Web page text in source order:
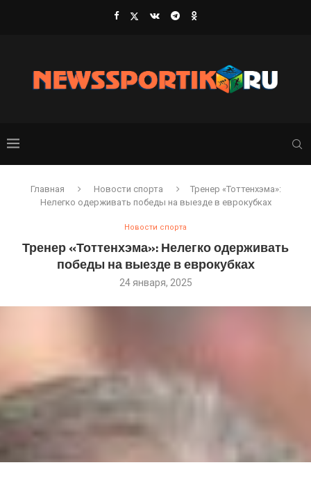
Главная Новости спорта
Тренер «Тоттенхэма»:
Нелегко одерживать победы на выезде в еврокубках
Новости спорта
Тренер «Тоттенхэма»: Нелегко одерживать
победы на выезде в еврокубках
24 января, 2025